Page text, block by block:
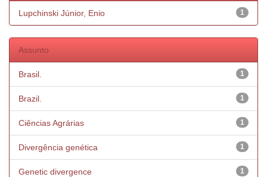
1
Lupchinski Júnior, Enio
Assunto
1
Brasil.
1
Brazil.
1
Ciências Agrárias
1
Divergência genética
1
Genetic divergence